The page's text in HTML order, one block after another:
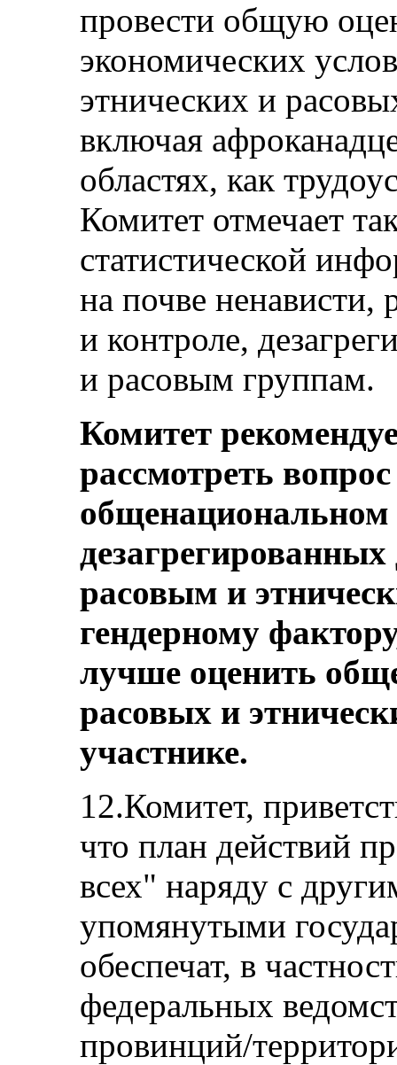
провести общую
экономических
этнических и
включая
областях, как
Комитет отмечает
статистической
на почве
и контроле,
и расовым группам.
Комитет
рассмотреть
расовым и
гендерному
лучше оценить
расовых и
участнике.
12.Комитет,
что план действий
всех" наряду с
упомянутыми
обеспечат, в
федеральных
провинций/